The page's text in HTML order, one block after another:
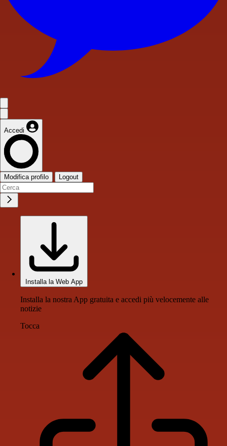
Accedi
Modifica profilo Logout
Installa la Web App
Installa la nostra App gratuita e accedi più velocemente alle
notizie
Tocca